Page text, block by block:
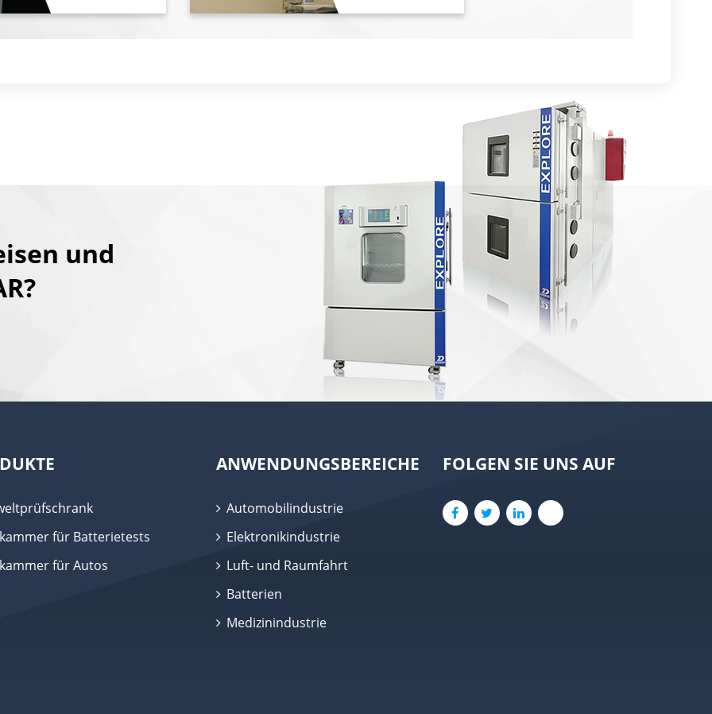
und
für Batterietests
für Autos
ANWENDUNGSBEREICHE
Automobilindustrie
Elektronikindustrie
Luft- und Raumfahrt
Batterien
Medizinindustrie
FOLGEN SIE UNS AUF